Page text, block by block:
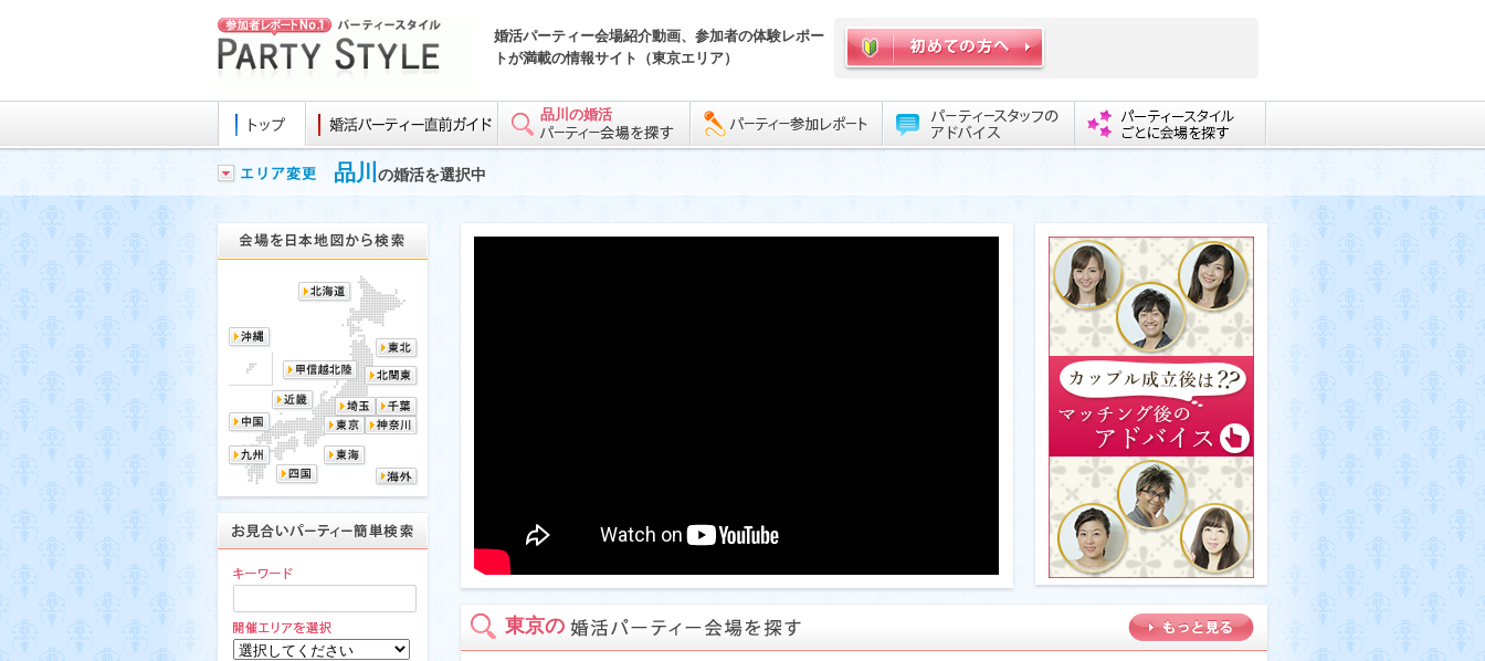
婚活パーティー会場紹介動画、参加者の体験レポー
トが満載の情報サイト（東京エリア）
品川の婚活
品川 の婚活を選択中
東京の